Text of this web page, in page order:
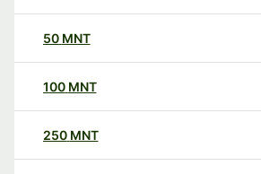
50 MNT
100 MNT
250 MNT